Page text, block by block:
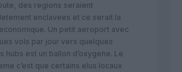
des regions seraient
enclavees et ce serait la
Un petit aeroport avec
vols par jour vers quelques
hubs est un ballon d’oxygene. Le
c’est que certains elus locaux